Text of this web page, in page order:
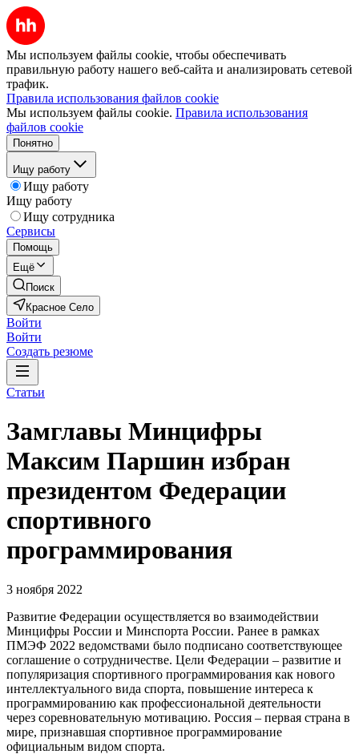
Мы используем файлы cookie, чтобы обеспечивать
правильную работу нашего веб-сайта и анализировать сетевой
трафик.
Правила использования файлов cookie
Мы используем файлы cookie. Правила использования
файлов cookie
Понятно
Ищу работу
Ищу работу
Ищу работу
Ищу сотрудника
Сервисы
Помощь
Ещё
Поиск
Красное Село
Войти
Войти
Создать резюме
Статьи
Замглавы Минцифры
Максим Паршин избран
президентом Федерации
спортивного
программирования
3 ноября 2022
Развитие Федерации осуществляется во взаимодействии
Минцифры России и Минспорта России. Ранее в рамках
ПМЭФ 2022 ведомствами было подписано соответствующее
соглашение о сотрудничестве. Цели Федерации – развитие и
популяризация спортивного программирования как нового
интеллектуального вида спорта, повышение интереса к
программированию как профессиональной деятельности
через соревновательную мотивацию. Россия – первая страна в
мире, признавшая спортивное программирование
официальным видом спорта.